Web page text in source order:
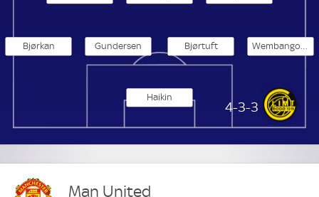
Bodo/Glimt
4-3-3
Haikin
Bjørtuft
Gundersen
Bjørkan
Man United